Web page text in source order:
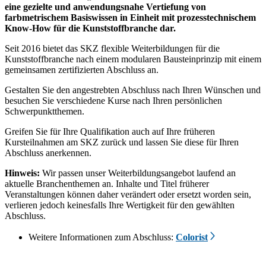
eine gezielte und anwendungsnahe Vertiefung von
farbmetrischem Basiswissen in Einheit mit prozesstechnischem
Know-How für die Kunststoffbranche dar.
Seit 2016 bietet das SKZ flexible Weiterbildungen für die
Kunststoffbranche nach einem modularen Bausteinprinzip mit einem
gemeinsamen zertifizierten Abschluss an.
Gestalten Sie den angestrebten Abschluss nach Ihren Wünschen und
besuchen Sie verschiedene Kurse nach Ihren persönlichen
Schwerpunktthemen.
Greifen Sie für Ihre Qualifikation auch auf Ihre früheren
Kursteilnahmen am SKZ zurück und lassen Sie diese für Ihren
Abschluss anerkennen.
Hinweis: Wir passen unser Weiterbildungsangebot laufend an
aktuelle Branchenthemen an. Inhalte und Titel früherer
Veranstaltungen können daher verändert oder ersetzt worden sein,
verlieren jedoch keinesfalls Ihre Wertigkeit für den gewählten
Abschluss.
Weitere Informationen zum Abschluss: Colorist